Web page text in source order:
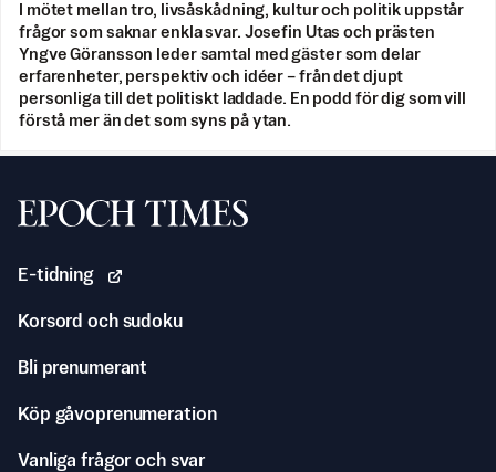
I mötet mellan tro, livsåskådning, kultur och politik uppstår
frågor som saknar enkla svar. Josefin Utas och prästen
Yngve Göransson leder samtal med gäster som delar
erfarenheter, perspektiv och idéer – från det djupt
personliga till det politiskt laddade. En podd för dig som vill
förstå mer än det som syns på ytan.
Svenska Epoch Times
E-tidning
Korsord och sudoku
Bli prenumerant
Köp gåvoprenumeration
Vanliga frågor och svar